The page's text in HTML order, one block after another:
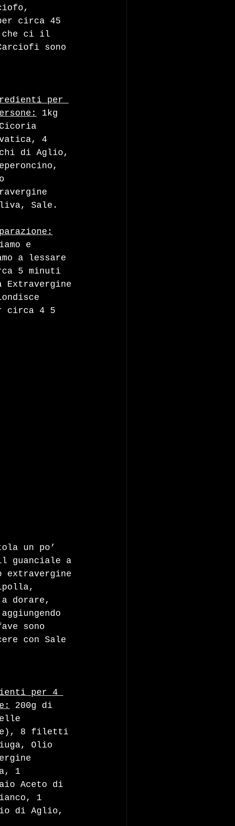
circa 45
che ci il
sono
per
1kg
4
di Aglio,
Sale.
e
a lessare
5 minuti
circa 4 5
un po’
guanciale a
extravergine
dorare,
sono
con Sale
per 4
200g di
8 filetti
Olio
1
Aceto di
1
di Aglio,